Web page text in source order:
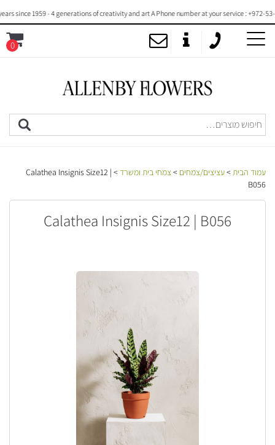
since 1959 - 4 generations of creativity and art A Phone number at your service : +972-53-
0
עמוד הבית>עציצים/צמחים >צמחי בית ומשרד
> Calathea Insignis Size12 |
B056
Calathea Insignis Size12 | B056